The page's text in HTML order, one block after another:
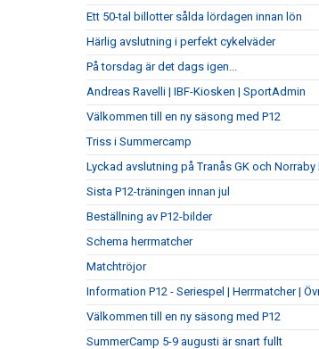
Ett 50-tal billotter sålda lördagen innan lön
Härlig avslutning i perfekt cykelväder
På torsdag är det dags igen...
Andreas Ravelli | IBF-Kiosken | SportAdmin
Välkommen till en ny säsong med P12
Triss i Summercamp
Lyckad avslutning på Tranås GK och Norraby
Sista P12-träningen innan jul
Beställning av P12-bilder
Schema herrmatcher
Matchtröjor
Information P12 - Seriespel | Herrmatcher |
Välkommen till en ny säsong med P12
SummerCamp 5-9 augusti är snart fullt